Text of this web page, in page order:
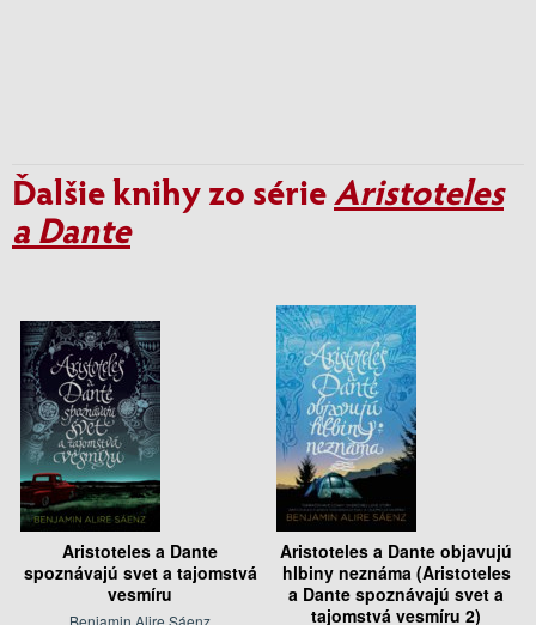
Ďalšie knihy zo sérieAristoteles
a Dante
Aristoteles a Dante
spoznávajú svet a tajomstvá
vesmíru
Benjamin Alire Sáenz
Aristoteles a Dante objavujú
hlbiny neznáma (Aristoteles
a Dante spoznávajú svet a
tajomstvá vesmíru 2)